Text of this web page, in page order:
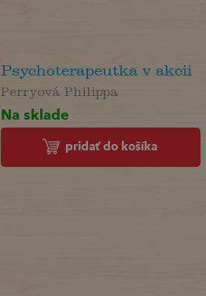
Psychoterapeutka v akcii
Perryová Philippa
Na sklade
pridať do košíka